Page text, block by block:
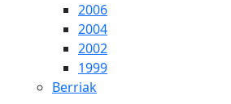
2006
2004
2002
1999
Berriak